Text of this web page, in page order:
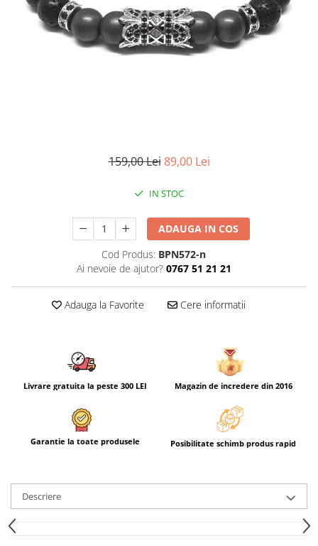
CERCEI
CEASURI DAMA
159,00 Lei 89,00 Lei
IN STOC
ADAUGA IN COS
Cod Produs: BPN572-n
Ai nevoie de ajutor? 0767 51 21 21
Adauga la Favorite Cere informatii
Livrare gratuita la peste 300 LEI Magazin de incredere din 2016
Garantie la toate produsele Posibilitate schimb produs rapid
Descriere